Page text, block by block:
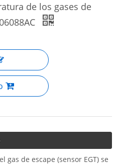
de los gases de
gas de escape (sensor EGT) se